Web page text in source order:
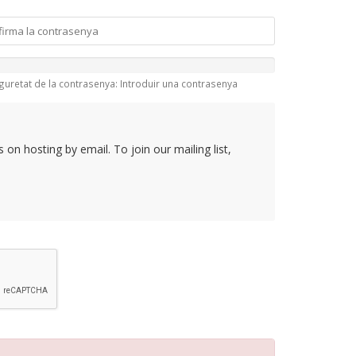
de la contrasenya: Introduir una contrasenya
hosting by email. To join our mailing list,